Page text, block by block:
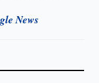
News